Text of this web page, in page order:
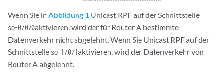
Wenn Sie in Abbildung 1 Unicast RPF auf der Schnittstelle
so-0/0/0aktivieren, wird der für Router A bestimmte
Datenverkehr nicht abgelehnt. Wenn Sie Unicast RPF auf der
Schnittstelle so-1/0/1aktivieren, wird der Datenverkehr von
Router A abgelehnt.